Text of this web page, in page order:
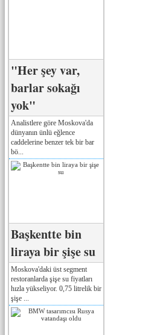
"Her şey var,
barlar sokağı
yok"
Analistlere göre Moskova'da
dünyanın ünlü eğlence
caddelerine benzer tek bir bar
bö...
Başkentte bin
liraya bir şişe su
Moskova'daki üst segment
restoranlarda şişe su fiyatları
hızla yükseliyor. 0,75 litrelik bir
şişe ...